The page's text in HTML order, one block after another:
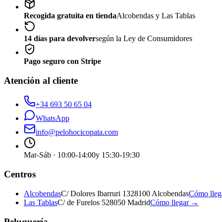
Recogida gratuita en tiendaAlcobendas y Las Tablas
14 días para devolversegún la Ley de Consumidores
Pago seguro con Stripe
Atención al cliente
+34 693 50 65 04
WhatsApp
info@pelohocicopata.com
Mar-Sáb · 10:00-14:00y 15:30-19:30
Centros
AlcobendasC/ Dolores Ibarruri 1328100 AlcobendasCómo
Las TablasC/ de Furelos 528050 MadridCómo llegar →